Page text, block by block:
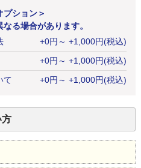
プション＞
る場合があります。
+0円 ～ +1,000円(税込)
+0円 ～ +1,000円(税込)
て +0円 ～ +1,000円(税込)
方